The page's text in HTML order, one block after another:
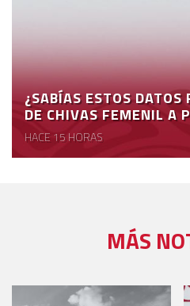
¿SABÍAS ESTOS
DE CHIVAS FEMENIL A
HACE 15 HORAS
MÁS